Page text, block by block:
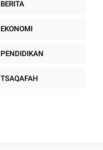
BERITA
EKONOMI
PENDIDIKAN
TSAQAFAH